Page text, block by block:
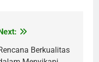
Berkualitas